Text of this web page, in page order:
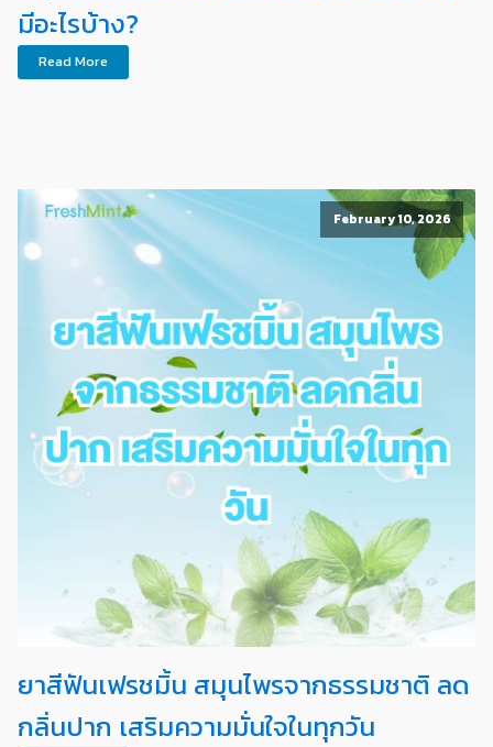
มีอะไรบ้าง?
Read More
February 10, 2026
ยาสีฟันเฟรชมิ้น สมุนไพรจากธรรมชาติ ลด
กลิ่นปาก เสริมความมั่นใจในทุกวัน